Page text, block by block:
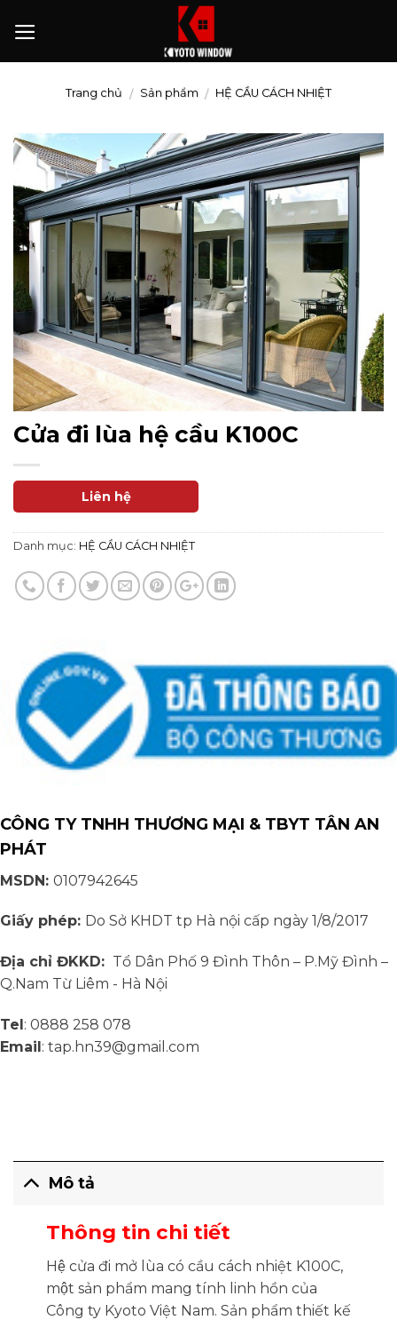
Trang chủ / Sản phẩm / HỆ CẦU CÁCH NHIỆT
Cửa đi lùa hệ cầu K100C
Liên hệ
Danh mục: HỆ CẦU CÁCH NHIỆT
CÔNG TY TNHH THƯƠNG MẠI & TBYT TÂN AN
PHÁT
MSDN: 0107942645
Giấy phép: Do Sở KHDT tp Hà nội cấp ngày 1/8/2017
Địa chỉ ĐKKD: Tổ Dân Phố 9 Đình Thôn – P.Mỹ Đình –
Q.Nam Từ Liêm - Hà Nội
Tel: 0888 258 078
Email: tap.hn39@gmail.com
Mô tả
Thông tin chi tiết
Hệ cửa đi mở lùa có cầu cách nhiệt K100C,
một sản phẩm mang tính linh hồn của
Công ty Kyoto Việt Nam. Sản phẩm thiết kế